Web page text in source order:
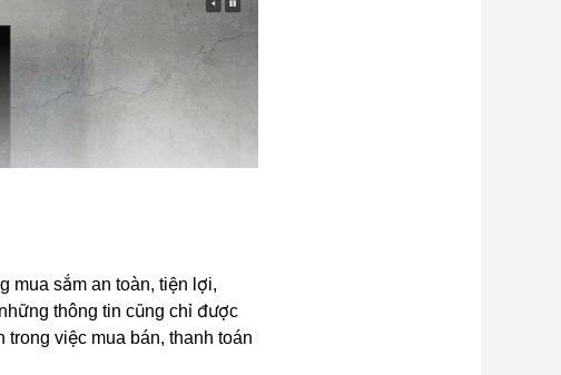
mua sắm an toàn, tiện lợi,
thông tin cũng chỉ được
việc mua bán, thanh toán